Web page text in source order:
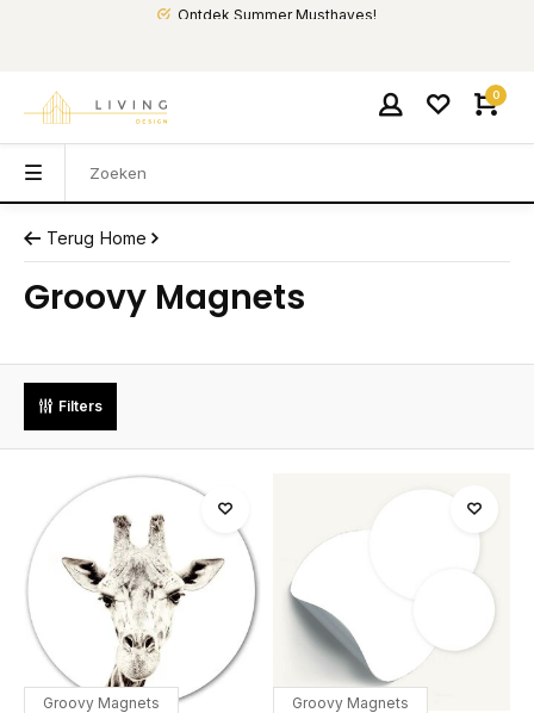
Ontdek Summer Musthaves!
0
Terug Home
Groovy Magnets
Filters
Groovy Magnets Groovy Magnets